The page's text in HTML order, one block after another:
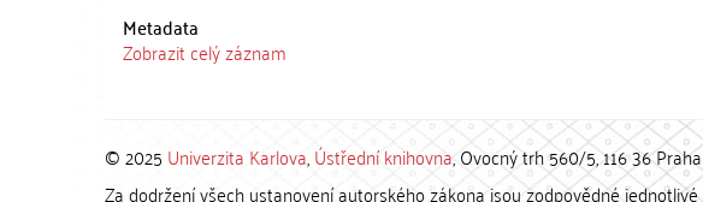
Metadata
Zobrazit celý záznam
© 2025 Univerzita Karlova,Ústřední knihovna, Ovocný trh 560/5, 116 36
Za dodržení všech ustanovení autorského zákona jsou zodpovědné